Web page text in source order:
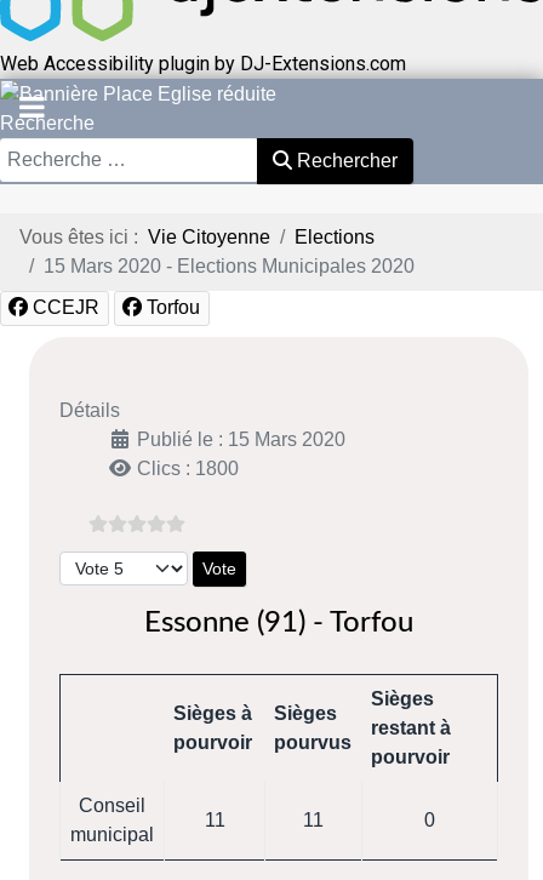
Web Accessibility plugin by DJ-Extensions.com
Recherche
Rechercher
Vous êtes ici : Vie Citoyenne
Elections
15 Mars 2020 - Elections Municipales 2020
CCEJR Torfou
Détails
Publié le : 15 Mars 2020
Clics : 1800
Veuillez voter
Essonne (91) - Torfou
Sièges à
pourvoir
Sièges
pourvus
Sièges
restant à
pourvoir
Conseil
municipal
11 11 0